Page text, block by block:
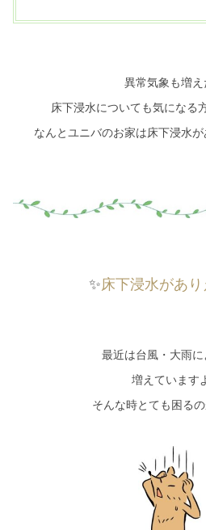
異常気象も増
床下浸水についても気になる
なんとユニバのお家は床下浸水
✨床下浸水があ
最近は台風・大雨
増えています
そんな時とても困る